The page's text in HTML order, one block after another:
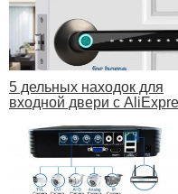
5 дельных находок для
входной двери с